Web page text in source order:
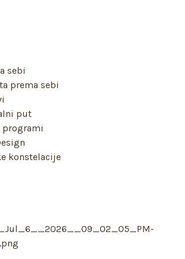
sebi
prema sebi
put
programi
konstelacije